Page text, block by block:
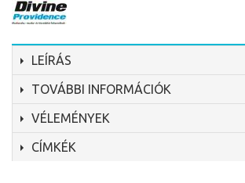
LEÍRÁS
TOVÁBBI INFORMÁCIÓK
VÉLEMÉNYEK
CÍMKÉK